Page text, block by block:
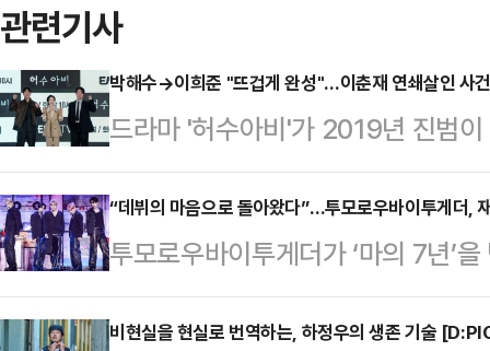
관련기사
박해수→이희준 "뜨겁게 완성"…이춘재 연쇄살인 사
드라마 '허수아비'가 2019년 진범
으로, 그 시대와 사람들의 일상을
진범을 수사하던 형사가 자신이 혐
벌어지는 이야기를 담는다.13일 서
ENA 월화드라마 '허수아비' 제작발
을 바탕으로, 한국 사회의 특정 시
“데뷔의 마음으로 돌아왔다”…투모로우바이투게더,
투모로우바이투게더가 ‘마의 7년’
음 선보이는 앨범으로 돌아온 이들
자신을 둘러싼 실제 감정을 꺼내 들
비현실을 현실로 번역하는, 하정우의 생존 기술